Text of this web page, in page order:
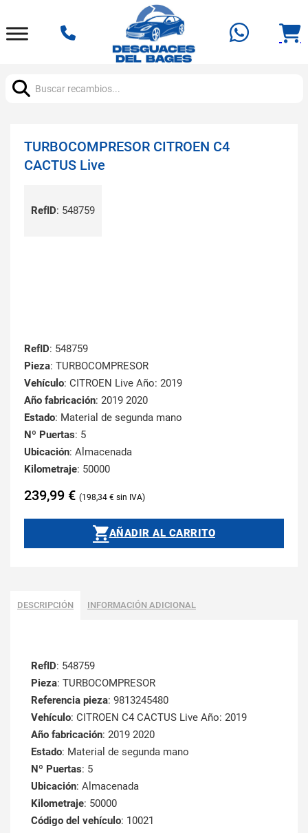
TURBOCOMPRESOR CITROEN C4
CACTUS Live
RefID: 548759
RefID: 548759
Pieza: TURBOCOMPRESOR
Vehículo: CITROEN Live Año: 2019
Año fabricación: 2019 2020
Estado: Material de segunda mano
Nº Puertas: 5
Ubicación: Almacenada
Kilometraje: 50000
239,99 € 198,34 €
AÑADIR AL CARRITO
DESCRIPCIÓN INFORMACIÓN ADICIONAL
RefID: 548759
Pieza: TURBOCOMPRESOR
Referencia pieza: 9813245480
Vehículo: CITROEN C4 CACTUS Live Año: 2019
Año fabricación: 2019 2020
Estado: Material de segunda mano
Nº Puertas: 5
Ubicación: Almacenada
Kilometraje: 50000
Código del vehículo: 10021